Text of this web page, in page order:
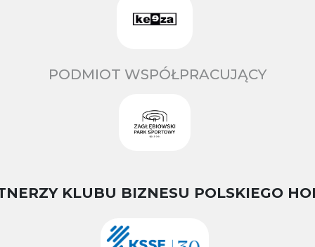
PODMIOT WSPÓŁPRACUJĄCY
KLUBU BIZNESU POLSKIEGO